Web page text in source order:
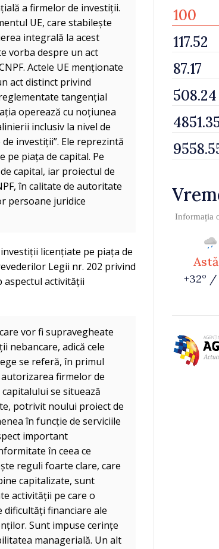
a firmelor de investiții.
UE, care stabilește
integrală la acest
vorba despre un act
Actele UE menționate
act distinct privind
tangențial
operează cu noțiunea
inclusiv la nivel de
investiții”. Ele reprezintă
piața de capital. Pe
capital, iar proiectul de
în calitate de autoritate
persoane juridice
licențiate pe piața de
Legii nr. 202 privind
aspectul activității
vor fi supravegheate
nebancare, adică cele
se referă, în primul
firmelor de
se situează
potrivit noului proiect de
în funcție de serviciile
important
în ceea ce
reguli foarte clare, care
capitalizate, sunt
activității pe care o
dificultăți financiare ale
Sunt impuse cerințe
managerială. Un alt
Informația
+32° /